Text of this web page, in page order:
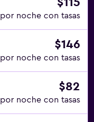
$115
por noche con tasas
$146
por noche con tasas
$82
por noche con tasas